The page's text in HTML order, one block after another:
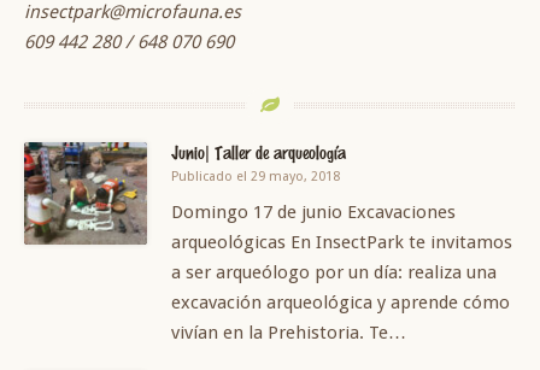
insectpark@microfauna.es
609 442 280 / 648 070 690
Junio| Taller de arqueología
Publicado el 29 mayo, 2018
Domingo 17 de junio Excavaciones
arqueológicas En InsectPark te invitamos
a ser arqueólogo por un día: realiza una
excavación arqueológica y aprende cómo
vivían en la Prehistoria. Te…